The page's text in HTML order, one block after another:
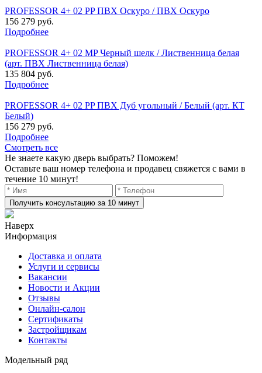
PROFESSOR 4+ 02 PP ПВХ Оскуро / ПВХ Оскуро
156 279 руб.
Подробнее
PROFESSOR 4+ 02 MP Черный шелк / Лиственница белая
(арт. ПВХ Лиственница белая)
135 804 руб.
Подробнее
PROFESSOR 4+ 02 PP ПВХ Дуб угольный / Белый (арт. КТ
Белый)
156 279 руб.
Подробнее
Смотреть все
Не знаете какую дверь выбрать? Поможем!
Оставьте ваш номер телефона и продавец свяжется с вами в
течение 10 минут!
Получить консультацию за 10 минут
Наверх
Информация
Доставка и оплата
Услуги и сервисы
Вакансии
Новости и Акции
Отзывы
Онлайн-салон
Сертификаты
Застройщикам
Контакты
Модельный ряд